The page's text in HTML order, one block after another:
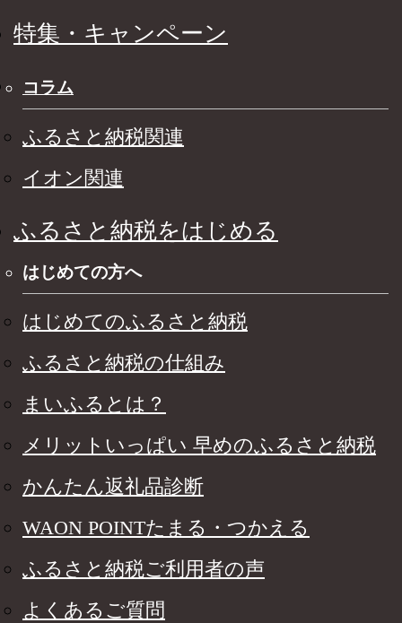
特集・キャンペーン
コラム
ふるさと納税関連
イオン関連
ふるさと納税をはじめる
はじめての方へ
はじめてのふるさと納税
ふるさと納税の仕組み
まいふるとは？
メリットいっぱい 早めのふるさと納税
かんたん返礼品診断
WAON POINTたまる・つかえる
ふるさと納税ご利用者の声
よくあるご質問